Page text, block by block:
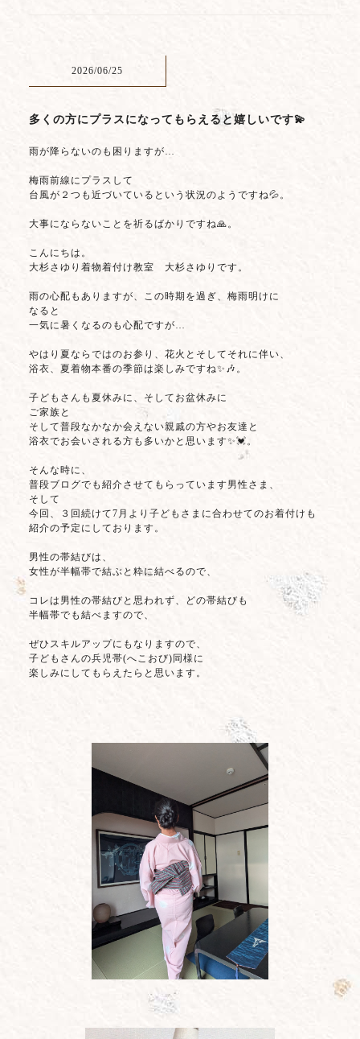
2026/06/25
多くの方にプラスになってもらえると嬉しいです💫
雨が降らないのも困りますが…
梅雨前線にプラスして
台風が２つも近づいているという状況のようですね💦。
大事にならないことを祈るばかりですね🙏。
こんにちは。
大杉さゆり着物着付け教室 大杉さゆりです。
雨の心配もありますが、この時期を過ぎ、梅雨明けに
なると
一気に暑くなるのも心配ですが…
やはり夏ならではのお参り、花火とそしてそれに伴い、
浴衣、夏着物本番の季節は楽しみですね✨🎶。
子どもさんも夏休みに、そしてお盆休みに
ご家族と
そして普段なかなか会えない親戚の方やお友達と
浴衣でお会いされる方も多いかと思います✨💓。
そんな時に、
普段ブログでも紹介させてもらっています男性さま、
そして
今回、３回続けて7月より子どもさまに合わせてのお着付けも
紹介の予定にしております。
男性の帯結びは、
女性が半幅帯で結ぶと粋に結べるので、
コレは男性の帯結びと思われず、どの帯結びも
半幅帯でも結べますので、
ぜひスキルアップにもなりますので、
子どもさんの兵児帯(へこおび)同様に
楽しみにしてもらえたらと思います。